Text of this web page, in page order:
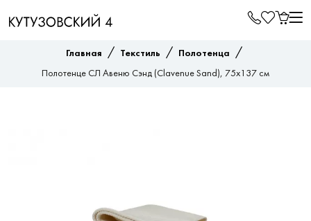
Главная / Текстиль / Полотенца /
Полотенце СЛ Авеню Сэнд (Clavenue Sand), 75x137 см